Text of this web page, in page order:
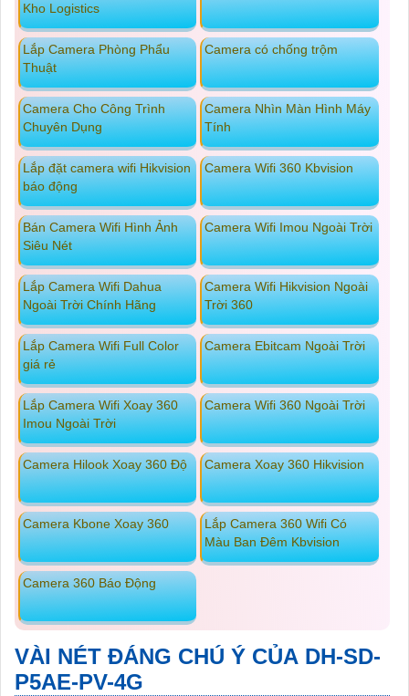
Kho Logistics
Lắp Camera Phòng Phẩu
Thuật
Camera có chống trộm
Camera Cho Công Trình
Chuyên Dụng
Camera Nhìn Màn Hình Máy
Tính
Lắp đặt camera wifi Hikvision
báo động
Camera Wifi 360 Kbvision
Bán Camera Wifi Hình Ảnh
Siêu Nét
Camera Wifi Imou Ngoài Trời
Lắp Camera Wifi Dahua
Ngoài Trời Chính Hãng
Camera Wifi Hikvision Ngoài
Trời 360
Lắp Camera Wifi Full Color
giá rẻ
Camera Ebitcam Ngoài Trời
Lắp Camera Wifi Xoay 360
Imou Ngoài Trời
Camera Wifi 360 Ngoài Trời
Camera Hilook Xoay 360 Độ Camera Xoay 360 Hikvision
Camera Kbone Xoay 360
Lắp Camera 360 Wifi Có
Màu Ban Đêm Kbvision
Camera 360 Báo Động
VÀI NÉT ĐÁNG CHÚ Ý CỦA DH-SD-
P5AE-PV-4G